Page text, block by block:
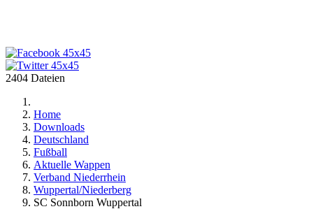
2404 Dateien
Home
Downloads
Deutschland
Fußball
Aktuelle Wappen
Verband Niederrhein
Wuppertal/Niederberg
SC Sonnborn Wuppertal